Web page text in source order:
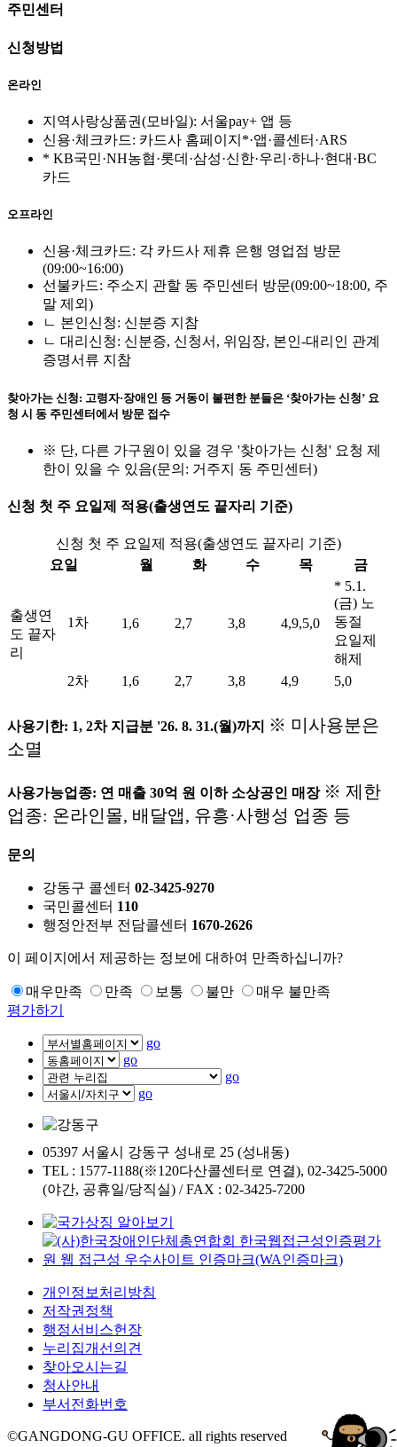
주민센터
신청방법
온라인
지역사랑상품권(모바일): 서울pay+ 앱 등
신용·체크카드: 카드사 홈페이지*·앱·콜센터·ARS
* KB국민·NH농협·롯데·삼성·신한·우리·하나·현대·BC
카드
오프라인
신용·체크카드: 각 카드사 제휴 은행 영업점 방문
(09:00~16:00)
선불카드: 주소지 관할 동 주민센터 방문(09:00~18:00, 주
말 제외)
ㄴ 본인신청: 신분증 지참
ㄴ 대리신청: 신분증, 신청서, 위임장, 본인-대리인 관계
증명서류 지참
찾아가는 신청: 고령자·장애인 등 거동이 불편한 분들은 ‘찾아가는 신청’ 요
청 시 동 주민센터에서 방문 접수
※ 단, 다른 가구원이 있을 경우 '찾아가는 신청' 요청 제
한이 있을 수 있음(문의: 거주지 동 주민센터)
신청 첫 주 요일제 적용(출생연도 끝자리 기준)
신청 첫 주 요일제 적용(출생연도 끝자리 기준)
요일
월 화 수 목 금
출생연
도 끝자
리
1차 1,6 2,7 3,8 4,9,5,0
* 5.1.
(금) 노
동절
요일제
해제
2차
1,6 2,7 3,8 4,9 5,0
사용기한: 1, 2차 지급분 '26. 8. 31.(월)까지
※ 미사용분은
소멸
사용가능업종: 연 매출 30억 원 이하 소상공인 매장 ※ 제한
업종: 온라인몰, 배달앱, 유흥·사행성 업종 등
문의
강동구 콜센터 02-3425-9270
국민콜센터 110
행정안전부 전담콜센터 1670-2626
이 페이지에서 제공하는 정보에 대하여 만족하십니까?
매우만족 만족 보통 불만
매우 불만족
평가하기
go
go
go
go
05397 서울시 강동구 성내로 25 (성내동)
TEL : 1577-1188(※120다산콜센터로 연결), 02-3425-5000
(야간, 공휴일/당직실) / FAX : 02-3425-7200
개인정보처리방침
저작권정책
행정서비스헌장
누리집개선의견
찾아오시는길
청사안내
부서전화번호
©GANGDONG-GU OFFICE. all rights reserved